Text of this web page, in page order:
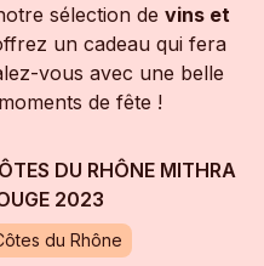
sélection de vins et
un cadeau qui fera
vous avec une belle
de fête !
DU RHÔNE MITHRA
2023
du Rhône